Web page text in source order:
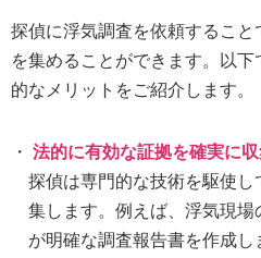
探偵に浮気調査を依頼するこ
を集めることができます。以
的なメリットをご紹介します。
法的に有効な証拠を確実に
探偵は専門的な技術を駆使
集します。例えば、浮気現
が明確な調査報告書を作成し